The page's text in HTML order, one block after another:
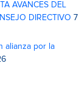
AVANCES DEL
DIRECTIVO 7
alianza por la